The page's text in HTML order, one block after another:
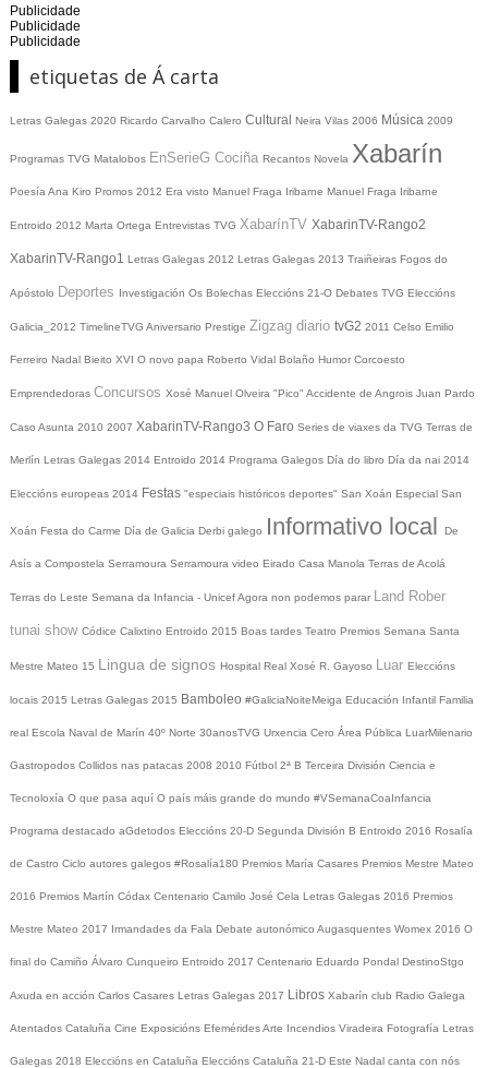
Publicidade
Publicidade
Publicidade
etiquetas de Á carta
Letras Galegas 2020 Ricardo Carvalho Calero Cultural Neira Vilas 2006 Música 2009
Programas TVG Matalobos EnSerieG Cociña Recantos Novela Xabarín
Poesía Ana Kiro Promos 2012 Era visto Manuel Fraga Iribarne Manuel Fraga Iribarne
Entroido 2012 Marta Ortega Entrevistas TVG XabarínTV XabarinTV-Rango2
XabarinTV-Rango1 Letras Galegas 2012 Letras Galegas 2013 Traiñeiras Fogos do
Apóstolo Deportes Investigación Os Bolechas Eleccións 21-O Debates TVG Eleccións
Galicia_2012 TimelineTVG Aniversario Prestige Zigzag diario tvG2 2011 Celso Emilio
Ferreiro Nadal Bieito XVI O novo papa Roberto Vidal Bolaño Humor Corcoesto
Emprendedoras Concursos Xosé Manuel Olveira "Pico" Accidente de Angrois Juan Pardo
Caso Asunta 2010 2007 XabarinTV-Rango3 O Faro Series de viaxes da TVG Terras de
Merlín Letras Galegas 2014 Entroido 2014 Programa Galegos Día do libro Día da nai 2014
Eleccións europeas 2014 Festas "especiais históricos deportes" San Xoán Especial San
Xoán Festa do Carme Día de Galicia Derbi galego Informativo local De
Asís a Compostela Serramoura Serramoura video Eirado Casa Manola Terras de Acolá
Terras do Leste Semana da Infancia - UnicefAgora non podemos parar Land Rober
tunai show Códice Calixtino Entroido 2015 Boas tardes Teatro Premios Semana Santa
Mestre Mateo 15 Lingua de signos Hospital Real Xosé R. Gayoso Luar Eleccións
locais 2015 Letras Galegas 2015 Bamboleo #GaliciaNoiteMeiga Educación Infantil Familia
real Escola Naval de Marín 40º Norte 30anosTVG Urxencia Cero Área Pública LuarMilenario
Gastropodos Collidos nas patacas 2008 2010 Fútbol 2ª B Terceira División Ciencia e
Tecnoloxía O que pasa aquí O país máis grande do mundo #VSemanaCoaInfancia
Programa destacado aGdetodos Eleccións 20-D Segunda División B Entroido 2016 Rosalía
de Castro Ciclo autores galegos #Rosalía180 Premios María Casares Premios Mestre Mateo
2016 Premios Martín Códax Centenario Camilo José Cela Letras Galegas 2016 Premios
Mestre Mateo 2017 Irmandades da Fala Debate autonómico Augasquentes Womex 2016 O
final do Camiño Álvaro Cunqueiro Entroido 2017 Centenario Eduardo Pondal DestinoStgo
Axuda en acción Carlos Casares Letras Galegas 2017 Libros Xabarín club Radio Galega
Atentados Cataluña Cine Exposicións EfeméridesArte Incendios Viradeira Fotografía Letras
Galegas 2018 Eleccións en Cataluña Eleccións Cataluña 21-D Este Nadal canta con nós